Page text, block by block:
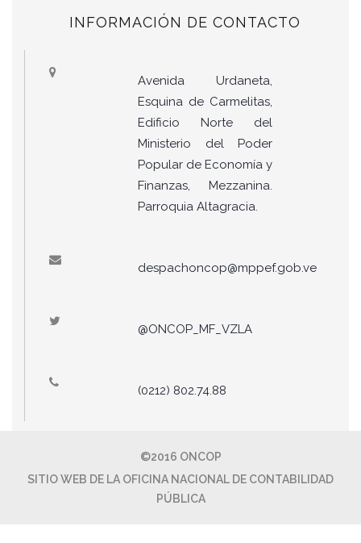
INFORMACIÓN DE CONTACTO
Avenida Urdaneta,
Esquina de Carmelitas,
Edificio Norte del
Ministerio del Poder
Popular de Economía y
Finanzas, Mezzanina.
Parroquia Altagracia.
despachoncop@mppef.gob.ve
@ONCOP_MF_VZLA
(0212) 802.74.88
©2016 ONCOP
SITIO WEB DE LA OFICINA NACIONAL DE CONTABILIDAD
PÚBLICA